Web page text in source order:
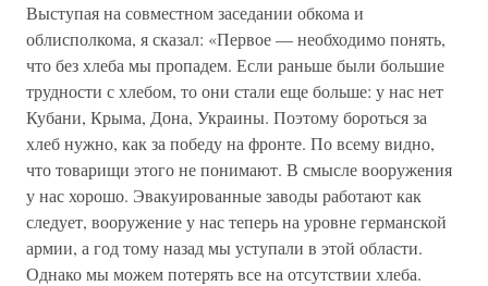
Выступая на совместном заседании обкома и
облисполкома, я сказал: «Первое — необходимо понять,
что без хлеба мы пропадем. Если раньше были большие
трудности с хлебом, то они стали еще больше: у нас нет
Кубани, Крыма, Дона, Украины. Поэтому бороться за
хлеб нужно, как за победу на фронте. По всему видно,
что товарищи этого не понимают. В смысле вооружения
у нас хорошо. Эвакуированные заводы работают как
следует, вооружение у нас теперь на уровне германской
армии, а год тому назад мы уступали в этой области.
Однако мы можем потерять все на отсутствии хлеба.